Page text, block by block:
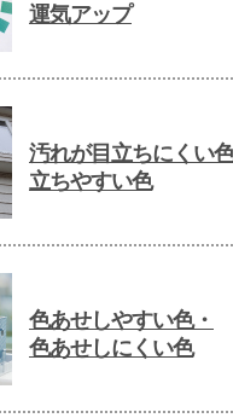
運気アップ
汚れが目立ちにくい
立ちやすい色
色あせしやすい色・
色あせしにくい色